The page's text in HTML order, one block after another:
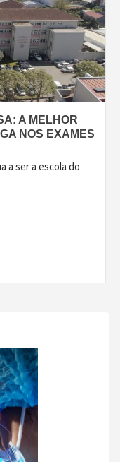
A MELHOR
NOS EXAMES
a ser a escola do